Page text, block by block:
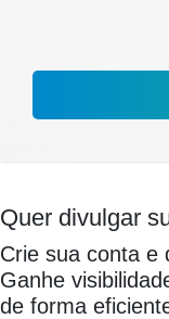
Quer divulgar
Crie sua conta e
Ganhe
de forma